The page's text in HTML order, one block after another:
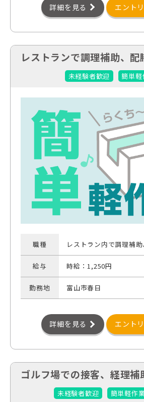
詳細を見る エント
レストランで調理補助、配
未経験者歓迎 簡単軽
職種 レストラン内で調理補
給与 時給：1,250円
勤務地 富山市春日
詳細を見る エント
ゴルフ場での接客、経理補
未経験者歓迎 簡単軽作